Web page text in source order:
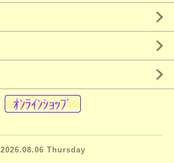
2026.08.06 Thursday